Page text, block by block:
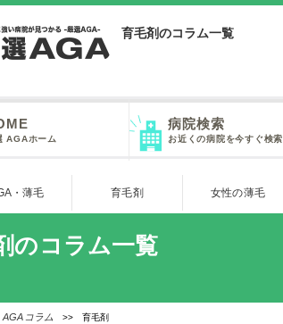
育毛剤のコラム一覧
AGAホーム
病院検索
お近くの病院を今すぐ検索
・薄毛 育毛剤 女性の薄毛
のコラム一覧
AGAコラム >> 育毛剤